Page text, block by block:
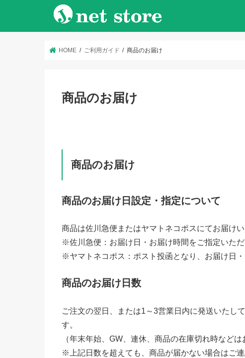
HOME ご利用ガイド 商品のお届け
商品のお届け
商品のお届け
商品のお届け日設定・指定について
商品は佐川急便またはヤマトネコポスにてお届けい
※佐川急便：お届け日・お届け時間をご指定いただ
※ヤマトネコポス：ポスト投函となり、お届け日
商品のお届け日数
ご注文の翌日、または1～3営業日内に発送いたし
す。
（年末年始、GW、連休、商品の在庫切れ時など
※上記日数を超えても、商品が届かない場合はご連